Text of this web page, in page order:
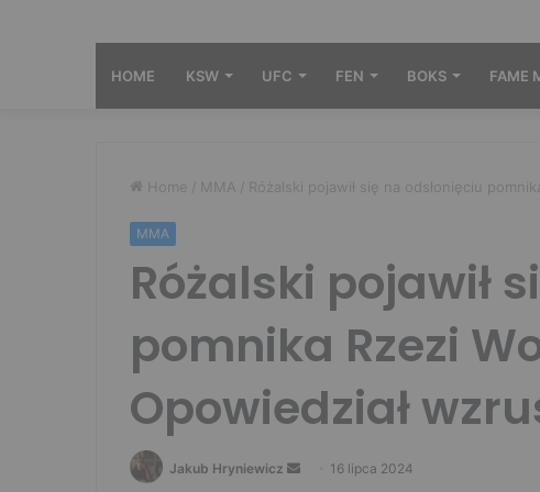
HOME KSW UFC FEN BOKS FAME
Home / MMA / Różalski pojawił się na odsłonięciu
MMA
Różalski pojawił
pomnika Rzezi
Opowiedział
Jakub Hryniewicz
Send 16 lipca 2024